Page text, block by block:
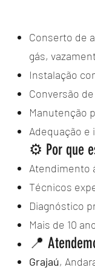
Conserto de
gás,
Instalação
Conversão
Manutenção
Adequação e
⚙️ Por que
Atendimento
Técnicos
Diagnóstico
Mais de 10
📍
Grajaú,